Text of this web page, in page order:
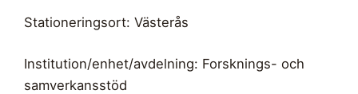
Stationeringsort: Västerås
Institution/enhet/avdelning: Forsknings- och
samverkansstöd